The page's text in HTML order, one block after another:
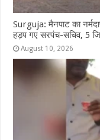
Surguja: मैनपाट का
हड़प गए सरपंच-सचिव, 5
August 10, 2026